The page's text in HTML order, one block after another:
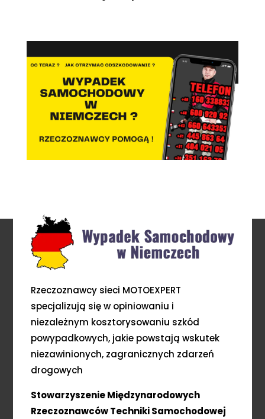
Rzeczoznawcy sieci MOTOEXPERT
specjalizują się w opiniowaniu i
niezależnym kosztorysowaniu szkód
powypadkowych, jakie powstają wskutek
niezawinionych, zagranicznych zdarzeń
drogowych
Stowarzyszenie Międzynarodowych
Rzeczoznawców Techniki Samochodowej